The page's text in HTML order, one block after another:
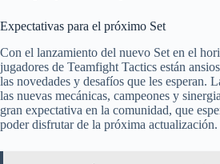
Expectativas para el próximo Set
Con el lanzamiento del nuevo Set en el
jugadores de Teamfight Tactics están
las novedades y desafíos que les esperan.
las nuevas mecánicas, campeones y
gran expectativa en la comunidad, que
poder disfrutar de la próxima actualización.